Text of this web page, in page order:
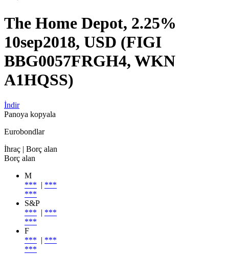
The Home Depot, 2.25%
10sep2018, USD (FIGI
BBG0057FRGH4, WKN
A1HQSS)
İndir
Panoya kopyala
Eurobondlar
İhraç | Borç alan
Borç alan
M
*** | ***
***
S&P
*** | ***
***
F
*** | ***
***